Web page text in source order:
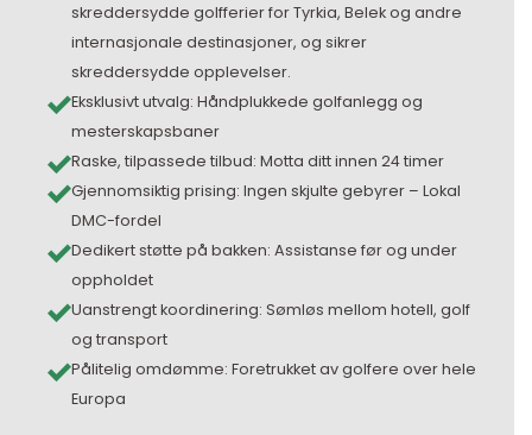
skreddersydde golfferier for Tyrkia, Belek og andre
internasjonale destinasjoner, og sikrer
skreddersydde opplevelser.
Eksklusivt utvalg: Håndplukkede golfanlegg og
mesterskapsbaner
Raske, tilpassede tilbud: Motta ditt innen 24 timer
Gjennomsiktig prising: Ingen skjulte gebyrer – Lokal
DMC-fordel
Dedikert støtte på bakken: Assistanse før og under
oppholdet
Uanstrengt koordinering: Sømløs mellom hotell, golf
og transport
Pålitelig omdømme: Foretrukket av golfere over hele
Europa